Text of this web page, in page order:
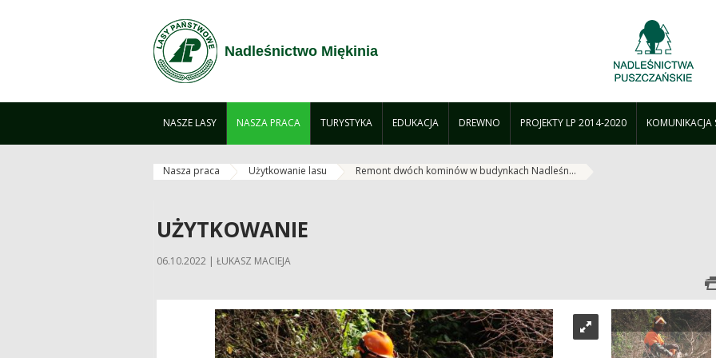
Nadleśnictwo Miękinia
NASZE LASY NASZA PRACA TURYSTYKA EDUKACJA DREWNO PROJEKTY LP 2014-2020 KOMUNIKACJA
Nasza praca Użytkowanie lasu Remont dwóch kominów w budynkach Nadleśn...
UŻYTKOWANIE
06.10.2022 | ŁUKASZ MACIEJA